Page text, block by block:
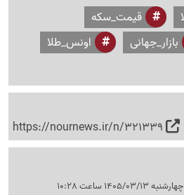
قیمت_سکه
بازار_جهانی
اونس_طلا
https://nournews.ir/n/321339
چهارشنبه 1405/03/13 ساعت 10:28